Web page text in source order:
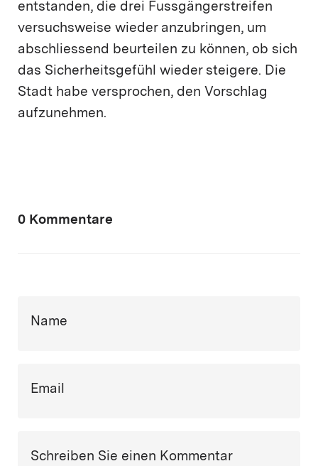
entstanden, die drei Fussgängerstreifen
versuchsweise wieder anzubringen, um
abschliessend beurteilen zu können, ob sich
das Sicherheitsgefühl wieder steigere. Die
Stadt habe versprochen, den Vorschlag
aufzunehmen.
0 Kommentare
Name
Email
Schreiben Sie einen Kommentar